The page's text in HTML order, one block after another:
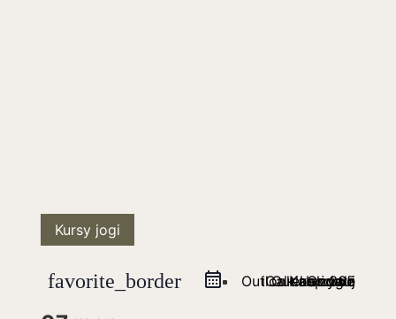
Kursy jogi
favorite_border iCal eksportuj
Kalendarz Google
Outlook 365
Outlook na żywo